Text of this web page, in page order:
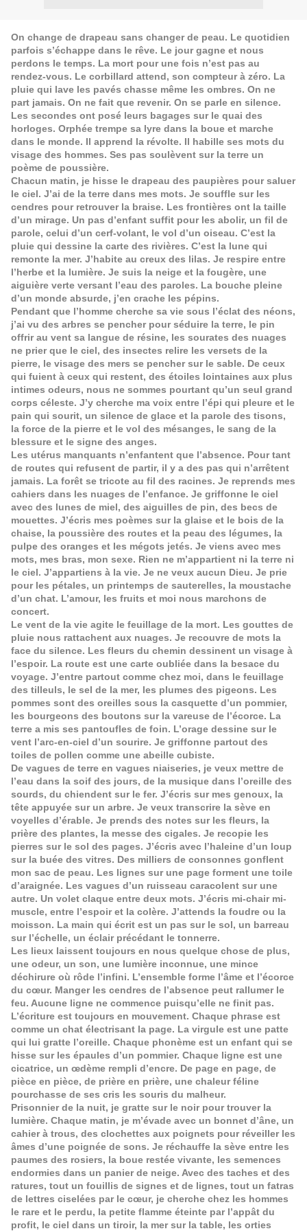
On change de drapeau sans changer de peau. Le quotidien
parfois s’échappe dans le rêve. Le jour gagne et nous
perdons le temps. La mort pour une fois n’est pas au
rendez-vous. Le corbillard attend, son compteur à zéro. La
pluie qui lave les pavés chasse même les ombres. On ne
part jamais. On ne fait que revenir. On se parle en silence.
Les secondes ont posé leurs bagages sur le quai des
horloges. Orphée trempe sa lyre dans la boue et marche
dans le monde. Il apprend la révolte. Il habille ses mots du
visage des hommes. Ses pas soulèvent sur la terre un
poème de poussière.
Chacun matin, je hisse le drapeau des paupières pour saluer
le ciel. J’ai de la terre dans mes mots. Je souffle sur les
cendres pour retrouver la braise. Les frontières ont la taille
d’un mirage. Un pas d’enfant suffit pour les abolir, un fil de
parole, celui d’un cerf-volant, le vol d’un oiseau. C’est la
pluie qui dessine la carte des rivières. C’est la lune qui
remonte la mer. J’habite au creux des lilas. Je respire entre
l’herbe et la lumière. Je suis la neige et la fougère, une
aiguière verte versant l’eau des paroles. La bouche pleine
d’un monde absurde, j’en crache les pépins.
Pendant que l’homme cherche sa vie sous l’éclat des néons,
j’ai vu des arbres se pencher pour séduire la terre, le pin
offrir au vent sa langue de résine, les sourates des nuages
ne prier que le ciel, des insectes relire les versets de la
pierre, le visage des mers se pencher sur le sable. De ceux
qui fuient à ceux qui restent, des étoiles lointaines aux plus
intimes odeurs, nous ne sommes pourtant qu’un seul grand
corps céleste. J’y cherche ma voix entre l’épi qui pleure et le
pain qui sourit, un silence de glace et la parole des tisons,
la force de la pierre et le vol des mésanges, le sang de la
blessure et le signe des anges.
Les utérus manquants n’enfantent que l’absence. Pour tant
de routes qui refusent de partir, il y a des pas qui n’arrêtent
jamais. La forêt se tricote au fil des racines. Je reprends mes
cahiers dans les nuages de l’enfance. Je griffonne le ciel
avec des lunes de miel, des aiguilles de pin, des becs de
mouettes. J’écris mes poèmes sur la glaise et le bois de la
chaise, la poussière des routes et la peau des légumes, la
pulpe des oranges et les mégots jetés. Je viens avec mes
mots, mes bras, mon sexe. Rien ne m’appartient ni la terre ni
le ciel. J’appartiens à la vie. Je ne veux aucun Dieu. Je prie
pour les pétales, un printemps de sauterelles, la moustache
d’un chat. L’amour, les fruits et moi nous marchons de
concert.
Le vent de la vie agite le feuillage de la mort. Les gouttes de
pluie nous rattachent aux nuages. Je recouvre de mots la
face du silence. Les fleurs du chemin dessinent un visage à
l’espoir. La route est une carte oubliée dans la besace du
voyage. J’entre partout comme chez moi, dans le feuillage
des tilleuls, le sel de la mer, les plumes des pigeons. Les
pommes sont des oreilles sous la casquette d’un pommier,
les bourgeons des boutons sur la vareuse de l’écorce. La
terre a mis ses pantoufles de foin. L’orage dessine sur le
vent l’arc-en-ciel d’un sourire. Je griffonne partout des
toiles de pollen comme une abeille cubiste.
De vagues de terre en vagues niaiseries, je veux mettre de
l’eau dans la soif des jours, de la musique dans l’oreille des
sourds, du chiendent sur le fer. J’écris sur mes genoux, la
tête appuyée sur un arbre. Je veux transcrire la sève en
voyelles d’érable. Je prends des notes sur les fleurs, la
prière des plantes, la messe des cigales. Je recopie les
pierres sur le sol des pages. J’écris avec l’haleine d’un loup
sur la buée des vitres. Des milliers de consonnes gonflent
mon sac de peau. Les lignes sur une page forment une toile
d’araignée. Les vagues d’un ruisseau caracolent sur une
autre. Un volet claque entre deux mots. J’écris mi-chair mi-
muscle, entre l’espoir et la colère. J’attends la foudre ou la
moisson. La main qui écrit est un pas sur le sol, un barreau
sur l’échelle, un éclair précédant le tonnerre.
Les lieux laissent toujours en nous quelque chose de plus,
une odeur, un son, une lumière inconnue, une mince
déchirure où rôde l’infini. L’ensemble forme l’âme et l’écorce
du cœur. Manger les cendres de l’absence peut rallumer le
feu. Aucune ligne ne commence puisqu’elle ne finit pas.
L’écriture est toujours en mouvement. Chaque phrase est
comme un chat électrisant la page. La virgule est une patte
qui lui gratte l’oreille. Chaque phonème est un enfant qui se
hisse sur les épaules d’un pommier. Chaque ligne est une
cicatrice, un œdème rempli d’encre. De page en page, de
pièce en pièce, de prière en prière, une chaleur féline
pourchasse de ses cris les souris du malheur.
Prisonnier de la nuit, je gratte sur le noir pour trouver la
lumière. Chaque matin, je m’évade avec un bonnet d’âne, un
cahier à trous, des clochettes aux poignets pour réveiller les
âmes d’une poignée de sons. Je réchauffe la sève entre les
paumes des rosiers, la boue restée vivante, les semences
endormies dans un panier de neige. Avec des taches et des
ratures, tout un fouillis de signes et de lignes, tout un fatras
de lettres ciselées par le cœur, je cherche chez les hommes
le rare et le perdu, la petite flamme éteinte par l’appât du
profit, le ciel dans un tiroir, la mer sur la table, les orties